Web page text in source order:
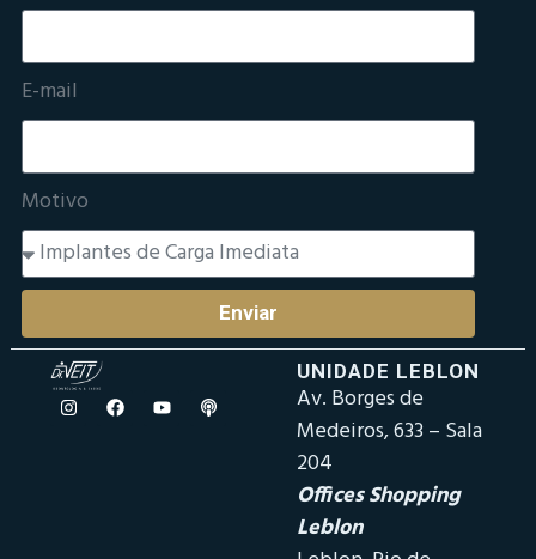
E-mail
Motivo
Enviar
UNIDADE LEBLON
Av. Borges de
Medeiros, 633 – Sala
204
Offices Shopping
Leblon